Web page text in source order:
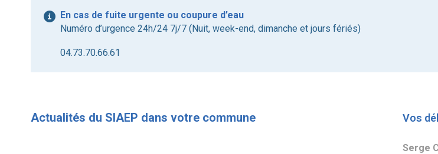
En cas de fuite urgente ou coupure d’eau
Numéro d’urgence 24h/24 7j/7 (Nuit, week-end, dimanche et jours fériés)
04.73.70.66.61
Actualités du SIAEP dans votre commune Vos
Serge